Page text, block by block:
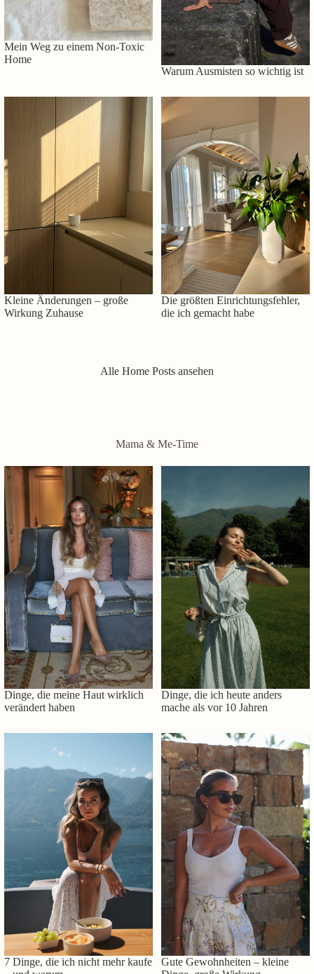
Mein Weg zu einem Non-Toxic
Home
Warum Ausmisten so wichtig ist
Kleine Änderungen – große
Wirkung Zuhause
Die größten Einrichtungsfehler,
die ich gemacht habe
Alle Home Posts ansehen
Mama & Me-Time
Dinge, die meine Haut wirklich
verändert haben
Dinge, die ich heute anders
mache als vor 10 Jahren
7 Dinge, die ich nicht mehr kaufe
Gute Gewohnheiten – kleine